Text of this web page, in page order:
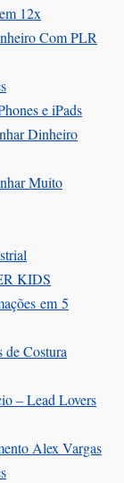
12x
Com PLR
e iPads
Dinheiro
Muito
KIDS
em 5
de Costura
– Lead Lovers
Alex Vargas